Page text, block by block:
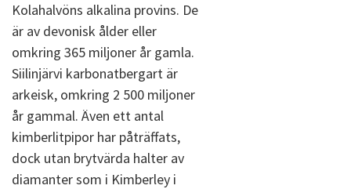
Kolahalvöns alkalina provins. De
är av devonisk ålder eller
omkring 365 miljoner år gamla.
Siilinjärvi karbonatbergart är
arkeisk, omkring 2 500 miljoner
år gammal. Även ett antal
kimberlitpipor har påträffats,
dock utan brytvärda halter av
diamanter som i Kimberley i